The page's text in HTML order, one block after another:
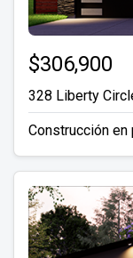
$306,900
328 Liberty
Construcción